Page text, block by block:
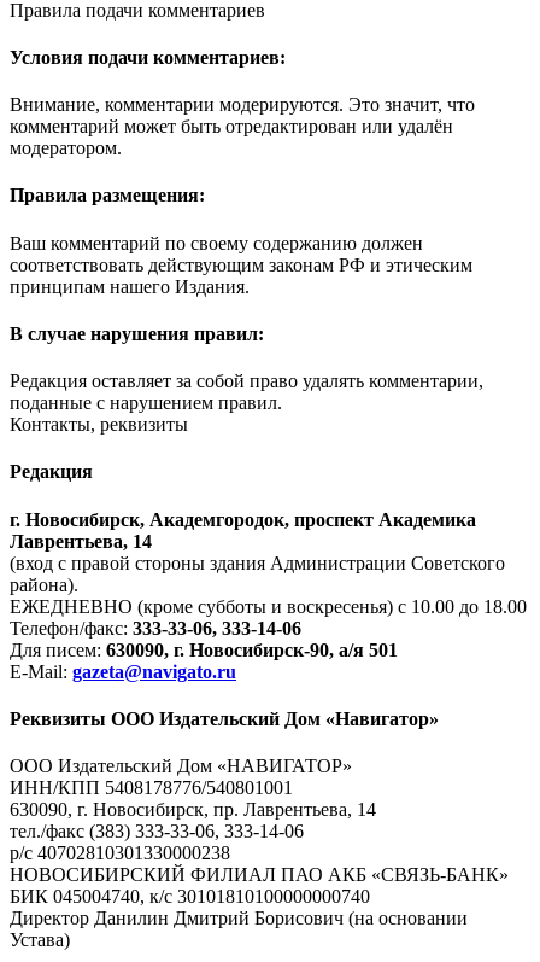
Правила подачи комментариев
Условия подачи комментариев:
Внимание, комментарии модерируются. Это значит, что
комментарий может быть отредактирован или удалён
модератором.
Правила размещения:
Ваш комментарий по своему содержанию должен
соответствовать действующим законам РФ и этическим
принципам нашего Издания.
В случае нарушения правил:
Редакция оставляет за собой право удалять комментарии,
поданные с нарушением правил.
Контакты, реквизиты
Редакция
г. Новосибирск, Академгородок, проспект Академика
Лаврентьева, 14
(вход с правой стороны здания Администрации Советского
района).
ЕЖЕДНЕВНО (кроме субботы и воскресенья) с 10.00 до 18.00
Телефон/факс: 333-33-06, 333-14-06
Для писем: 630090, г. Новосибирск-90, а/я 501
E-Mail: gazeta@navigato.ru
Реквизиты ООО Издательский Дом «Навигатор»
ООО Издательский Дом «НАВИГАТОР»
ИНН/КПП 5408178776/540801001
630090, г. Новосибирск, пр. Лаврентьева, 14
тел./факс (383) 333-33-06, 333-14-06
р/с 40702810301330000238
НОВОСИБИРСКИЙ ФИЛИАЛ ПАО АКБ «СВЯЗЬ-БАНК»
БИК 045004740, к/с 30101810100000000740
Директор Данилин Дмитрий Борисович (на основании
Устава)